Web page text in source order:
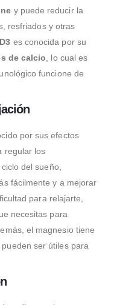
y puede reducir la
resfriados y otras
es conocida por su
de calcio , lo cual es
funcione de
por sus efectos
regular los
del sueño,
fácilmente y a mejorar
para relajarte,
necesitas para
el magnesio tiene
ser útiles para